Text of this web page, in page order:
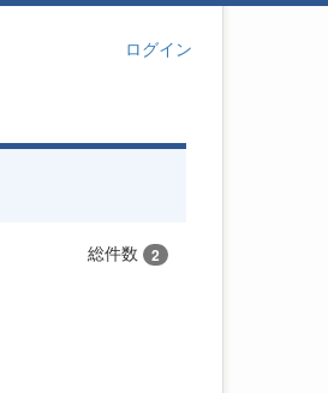
ログイン
総件数 2